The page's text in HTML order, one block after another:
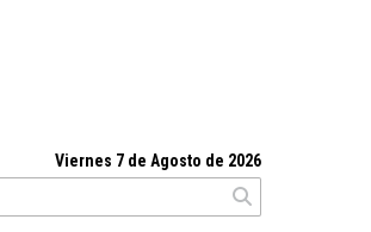
Viernes 7 de Agosto de 2026